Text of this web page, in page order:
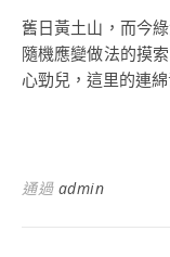
舊日黃土山，而今
隨機應變做法的摸
心勁兒，這里的連
通過 admin